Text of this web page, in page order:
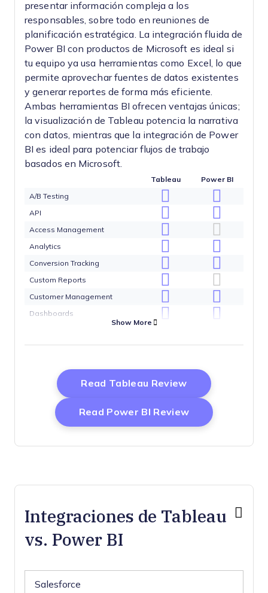
presentar información compleja a los
responsables, sobre todo en reuniones de
planificación estratégica. La integración fluida de
Power BI con productos de Microsoft es ideal si
tu equipo ya usa herramientas como Excel, lo que
permite aprovechar fuentes de datos existentes
y generar reportes de forma más eficiente.
Ambas herramientas BI ofrecen ventajas únicas;
la visualización de Tableau potencia la narrativa
con datos, mientras que la integración de Power
BI es ideal para potenciar flujos de trabajo
basados en Microsoft.
Tableau
Power BI
A/B Testing
API
Access Management
Analytics
Conversion Tracking
Custom Reports
Customer Management
Dashboards
Data Import
Data Visualization
External Integrations
Forecasting
Keyword Tracking
Project Management
SEO
Supplier Management
Show More
Read Tableau ReviewOpens New
Read Power BI ReviewOpens New
Integraciones de Tableau
vs. Power BI
Salesforce